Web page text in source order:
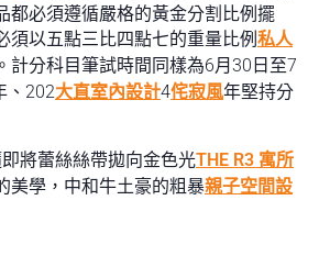
都必須遵循嚴格的黃金分割比例擺
須以五點三比四點七的重量比例 私人
計分科目筆試時間同樣為6月30日至7
、202大直室內設計4侘寂風年堅持分
將蕾絲絲帶拋向金色光THE R3 寓所
美學，中和牛土豪的粗暴親子空間設